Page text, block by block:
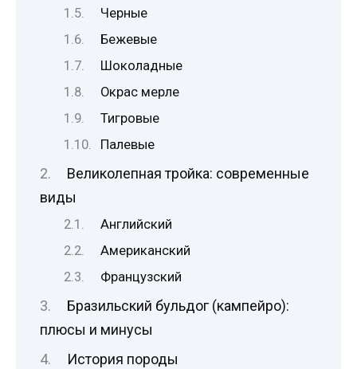
Черные
Бежевые
Шоколадные
Окрас мерле
Тигровые
Палевые
Великолепная тройка: современные
виды
Английский
Американский
Французский
Бразильский бульдог (кампейро):
плюсы и минусы
История породы